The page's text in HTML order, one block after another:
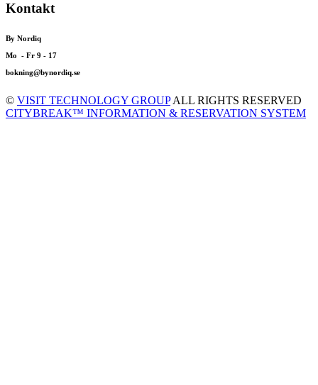
Kontakt
By Nordiq
Mo - Fr 9 - 17
bokning@bynordiq.se
© VISIT TECHNOLOGY GROUPALL RIGHTS RESERVED
CITYBREAK™ INFORMATION & RESERVATION SYSTEM